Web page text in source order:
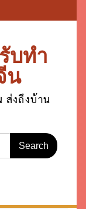
บทำ
น
ส่งถึงบ้าน